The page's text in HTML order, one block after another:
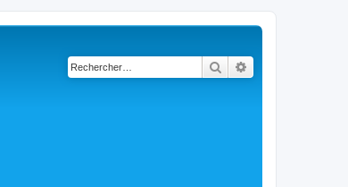
Rechercher